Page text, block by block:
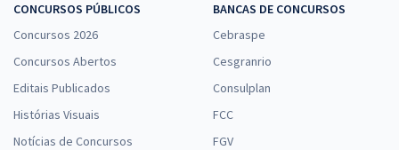
CONCURSOS PÚBLICOS
Concursos 2026
Concursos Abertos
Editais Publicados
Histórias Visuais
Notícias de Concursos
BANCAS DE CONCURSOS
Cebraspe
Cesgranrio
Consulplan
FCC
FGV